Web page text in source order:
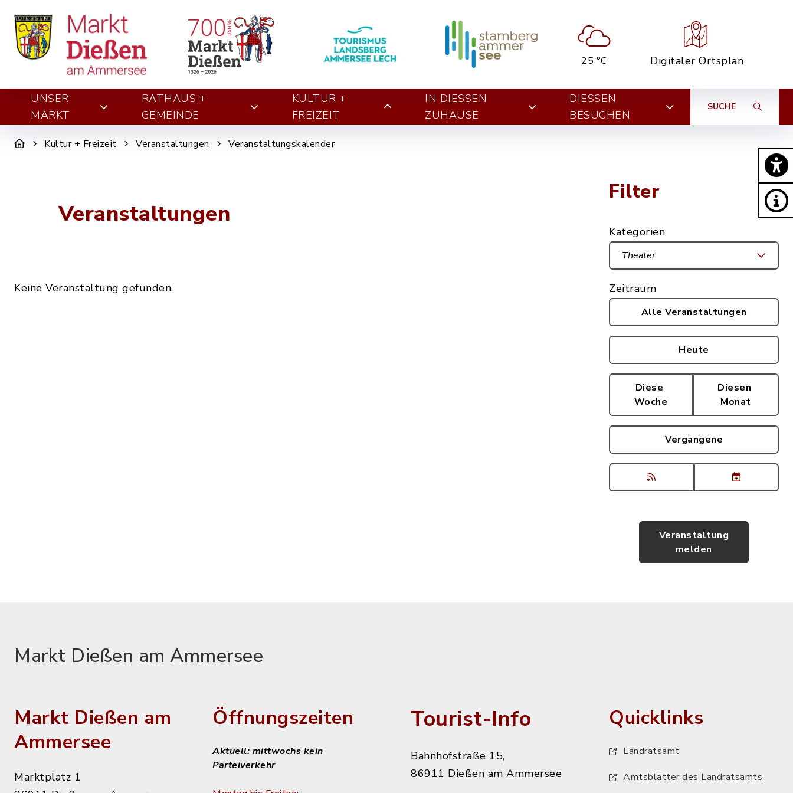
25 °C Digitaler Ortsplan
UNSER
MARKT
RATHAUS +
GEMEINDE
KULTUR +
FREIZEIT
IN DIESSEN Z
UHAUSE
DIESSEN B
ESUCHEN
SUCHE
Kultur + Freizeit Veranstaltungen Veranstaltungskalender
Veranstaltungen
Keine Veranstaltung gefunden.
Filter
Kategorien
Theater
Zeitraum
Alle Veranstaltungen
Heute
Diese
Woche
Diesen
Monat
Vergangene
Veranstaltung
melden
Markt Dießen am Ammersee
Markt Dießen am
Ammersee
Marktplatz 1
Öffnungszeiten
Aktuell: mittwochs kein
Parteiverkehr
Tourist-Info
Bahnhofstraße 15,
86911 Dießen am Ammersee
Quicklinks
Landratsamt
Amtsblätter des Landratsamts